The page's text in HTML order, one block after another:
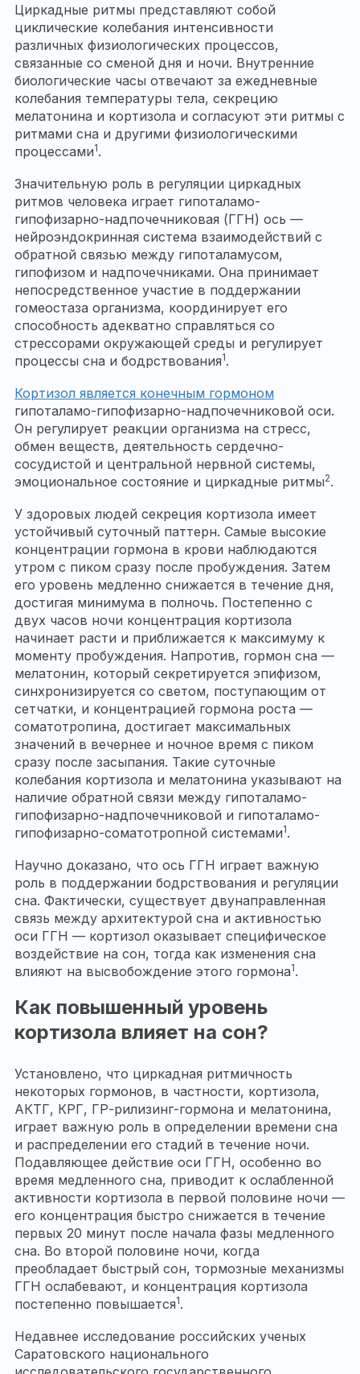
Циркадные ритмы представляют собой
циклические колебания интенсивности
различных физиологических процессов,
связанные со сменой дня и ночи. Внутренние
биологические часы отвечают за ежедневные
колебания температуры тела, секрецию
мелатонина и кортизола и согласуют эти ритмы с
ритмами сна и другими физиологическими
процессами1.
Значительную роль в регуляции циркадных
ритмов человека играет гипоталамо-
гипофизарно-надпочечниковая (ГГН) ось —
нейроэндокринная система взаимодействий с
обратной связью между гипоталамусом,
гипофизом и надпочечниками. Она принимает
непосредственное участие в поддержании
гомеостаза организма, координирует его
способность адекватно справляться со
стрессорами окружающей среды и регулирует
процессы сна и бодрствования1.
Кортизол является конечным гормоном
гипоталамо-гипофизарно-надпочечниковой оси.
Он регулирует реакции организма на стресс,
обмен веществ, деятельность сердечно-
сосудистой и центральной нервной системы,
эмоциональное состояние и циркадные ритмы2.
У здоровых людей секреция кортизола имеет
устойчивый суточный паттерн. Самые высокие
концентрации гормона в крови наблюдаются
утром с пиком сразу после пробуждения. Затем
его уровень медленно снижается в течение дня,
достигая минимума в полночь. Постепенно с
двух часов ночи концентрация кортизола
начинает расти и приближается к максимуму к
моменту пробуждения. Напротив, гормон сна —
мелатонин, который секретируется эпифизом,
синхронизируется со светом, поступающим от
сетчатки, и концентрацией гормона роста —
соматотропина, достигает максимальных
значений в вечернее и ночное время с пиком
сразу после засыпания. Такие суточные
колебания кортизола и мелатонина указывают на
наличие обратной связи между гипоталамо-
гипофизарно-надпочечниковой и гипоталамо-
гипофизарно-соматотропной системами1.
Научно доказано, что ось ГГН играет важную
роль в поддержании бодрствования и регуляции
сна. Фактически, существует двунаправленная
связь между архитектурой сна и активностью
оси ГГН — кортизол оказывает специфическое
воздействие на сон, тогда как изменения сна
влияют на высвобождение этого гормона1.
Как повышенный уровень
кортизола влияет на сон?
Установлено, что циркадная ритмичность
некоторых гормонов, в частности, кортизола,
АКТГ, КРГ, ГР-рилизинг-гормона и мелатонина,
играет важную роль в определении времени сна
и распределении его стадий в течение ночи.
Подавляющее действие оси ГГН, особенно во
время медленного сна, приводит к ослабленной
активности кортизола в первой половине ночи —
его концентрация быстро снижается в течение
первых 20 минут после начала фазы медленного
сна. Во второй половине ночи, когда
преобладает быстрый сон, тормозные механизмы
ГГН ослабевают, и концентрация кортизола
постепенно повышается1.
Недавнее исследование российских ученых
Саратовского национального